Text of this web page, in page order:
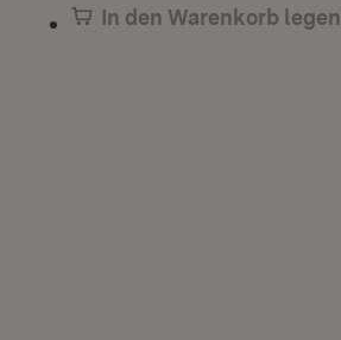
In den Warenkorb legen